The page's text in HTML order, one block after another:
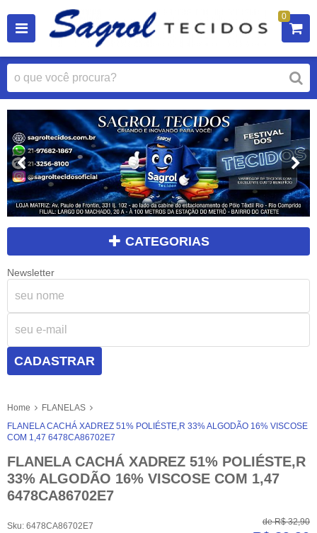
0
CATEGORIAS
Newsletter
CADASTRAR
Home
FLANELAS
FLANELA CACHÁ XADREZ 51% POLIÉSTE,R 33% ALGODÃO 16% VISCOSE
COM 1,47 6478CA86702E7
FLANELA CACHÁ XADREZ 51% POLIÉSTE,R
33% ALGODÃO 16% VISCOSE COM 1,47
6478CA86702E7
Sku: 6478CA86702E7
de R$ 32,90